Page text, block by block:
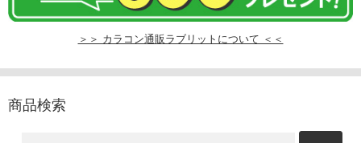
＞＞ カラコン通販ラブリットについて ＜＜
商品検索